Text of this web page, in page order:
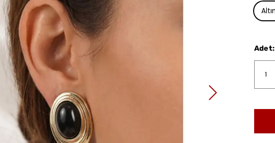
Altın
Adet: